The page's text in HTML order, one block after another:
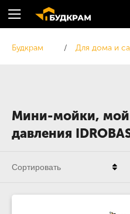
Мини-мойки,
давления
Будкрам Для дома и
Сортировать